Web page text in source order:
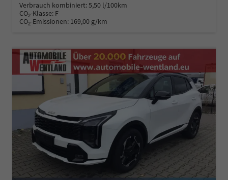
Verbrauch kombiniert:5,50 l/100km
CO2-Klasse: F
CO2-Emissionen: 169,00 g/km